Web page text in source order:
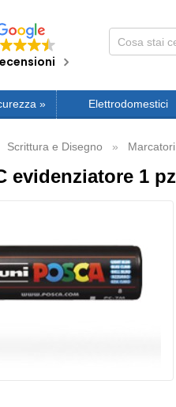
» Elettrodomestici
Scrittura e Disegno
evidenziatore 1